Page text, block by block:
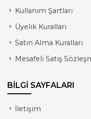
Kullanım Şartları
Üyelik Kuralları
Satın Alma Kuralları
Mesafeli Satış
BİLGİ SAYFALARI
İletişim